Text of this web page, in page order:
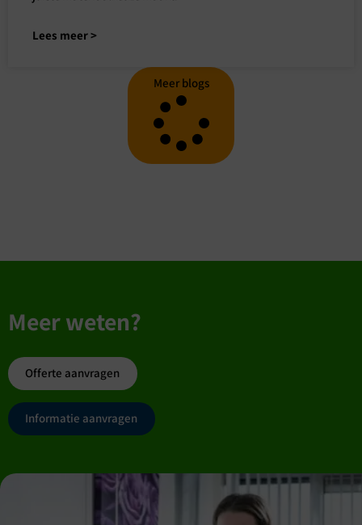
Lees meer >
Meer blogs
Meer weten?
Offerte aanvragen
Informatie aanvragen